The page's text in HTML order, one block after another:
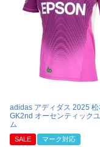
adidas アディダス 2025 松
GK2nd オーセンティック
ム
SALE マーク対応